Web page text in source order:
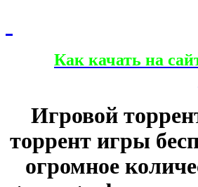
Как качать на
Игровой
торрент игры
огромное